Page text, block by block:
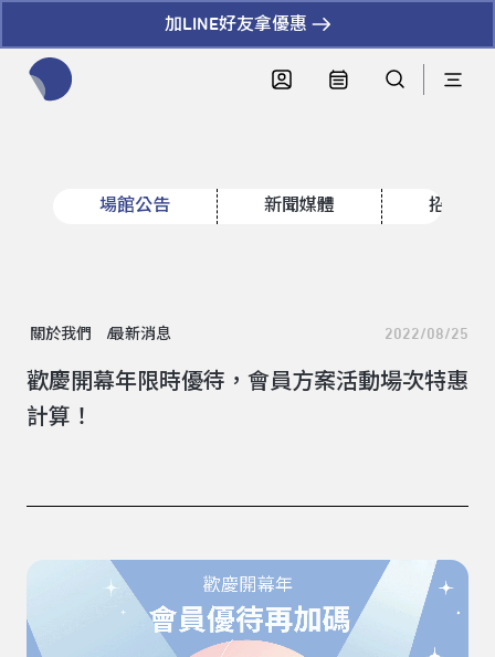
加LINE好友拿優惠
場館公告 新聞媒體 招標資
關於我們 最新消息 2022/08/25
歡慶開幕年限時優待，會員方案活動場次特惠
計算！